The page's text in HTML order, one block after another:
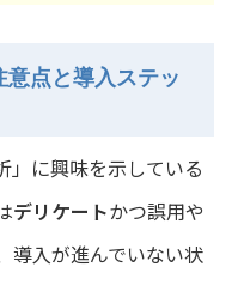
意点と導入ステッ
」に興味を示している
デリケートかつ誤用や
導入が進んでいない状